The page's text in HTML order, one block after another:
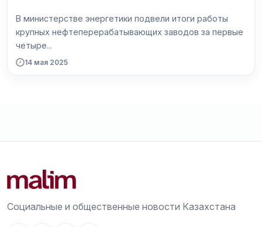
В министерстве энергетики подвели итоги работы
крупных нефтеперерабатывающих заводов за первые
четыре...
14 мая 2025
Социальные и общественные новости Казахстана